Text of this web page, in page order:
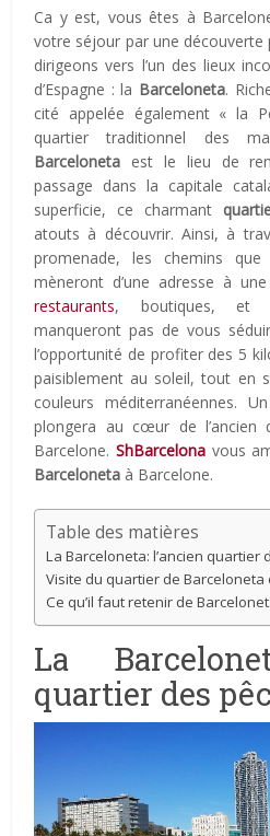
Ca y est, vous êtes à
votre séjour par une découverte
dirigeons vers l’un des lieux
d’Espagne : la Barceloneta.
cité appelée également « la
quartier traditionnel des
Barceloneta est le lieu de
passage dans la capitale
superficie, ce charmant
atouts à découvrir. Ainsi, à
promenade, les chemins
mèneront d’une adresse à
restaurants, boutiques, et
manqueront pas de vous
l’opportunité de profiter des 5
paisiblement au soleil, tout en
couleurs méditerranéennes.
plongera au cœur de l’ancien
Barcelone. ShBarcelonavous
Barceloneta à Barcelone.
Table des matières
La Barceloneta: l’ancien quartier
Visite du quartier de Barceloneta
Ce qu’il faut retenir de
La
quartier des